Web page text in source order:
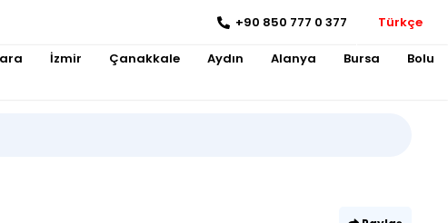
+90 850 777 0 377 Türkçe
İzmir Çanakkale Aydın Alanya Bursa Bolu